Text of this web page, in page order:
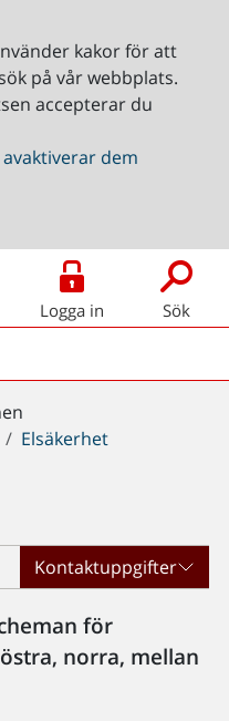
kakor för att
på vår webbplats.
accepterar du
dem
Logga in Sök
Elsäkerhet
Kontaktuppgifter
för
norra, mellan